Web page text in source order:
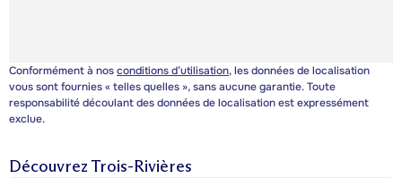
Conformément à nosconditions d’utilisation, les données de localisation
vous sont fournies « telles quelles », sans aucune garantie. Toute
responsabilité découlant des données de localisation est expressément
exclue.
Découvrez Trois-Rivières